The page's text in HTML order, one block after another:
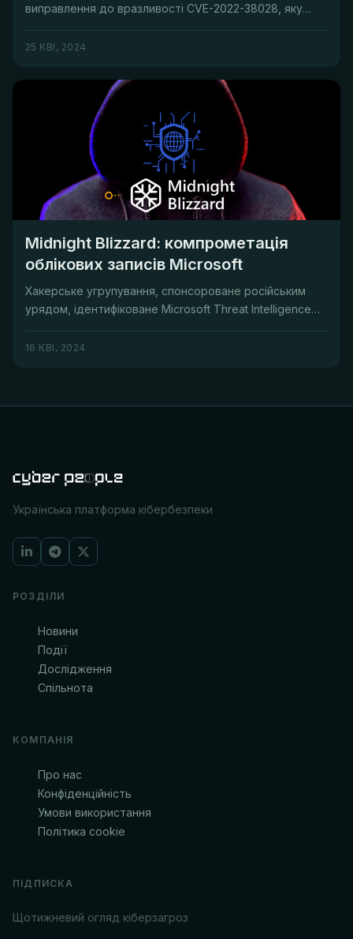
виправлення до вразливості CVE-2022-38028, яку
25 КВІ, 2024
Midnight Blizzard: компрометація
облікових записів Microsoft
Хакерське угрупування, спонсороване російським
урядом, ідентифіковане Microsoft Threat Intelligence
16 КВІ, 2024
Українська платформа кібербезпеки
РОЗДІЛИ
Новини
Події
Дослідження
Спільнота
КОМПАНІЯ
Про нас
Конфіденційність
Умови використання
Політика cookie
ПІДПИСКА
Щотижневий огляд кіберзагроз